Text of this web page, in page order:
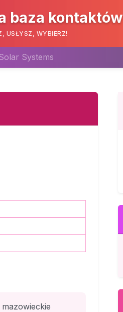
baza kontaktów
USŁYSZ, WYBIERZ!
Systems